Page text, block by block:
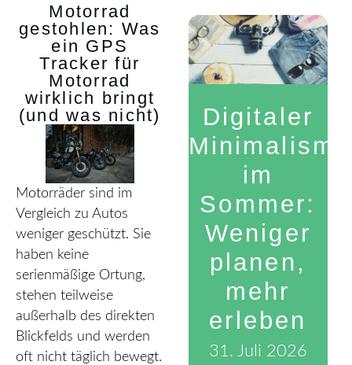
Motorrad
gestohlen: Was
ein GPS
Tracker für
Motorrad
wirklich bringt
(und was nicht)
Motorräder sind im
Vergleich zu Autos
weniger geschützt. Sie
haben keine
serienmäßige Ortung,
stehen teilweise
außerhalb des direkten
Blickfelds und werden
oft nicht täglich bewegt.
Digitaler
im
Sommer:
Weniger
planen,
mehr
erleben
31. Juli 2026